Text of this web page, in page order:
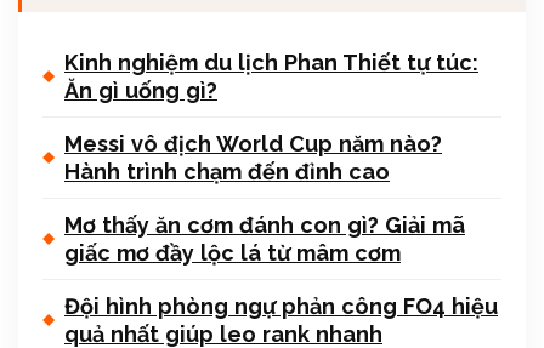
Kinh nghiệm du lịch Phan Thiết tự túc:
Ăn gì uống gì?
Messi vô địch World Cup năm nào?
Hành trình chạm đến đỉnh cao
Mơ thấy ăn cơm đánh con gì? Giải mã
giấc mơ đầy lộc lá từ mâm cơm
Đội hình phòng ngự phản công FO4 hiệu
quả nhất giúp leo rank nhanh